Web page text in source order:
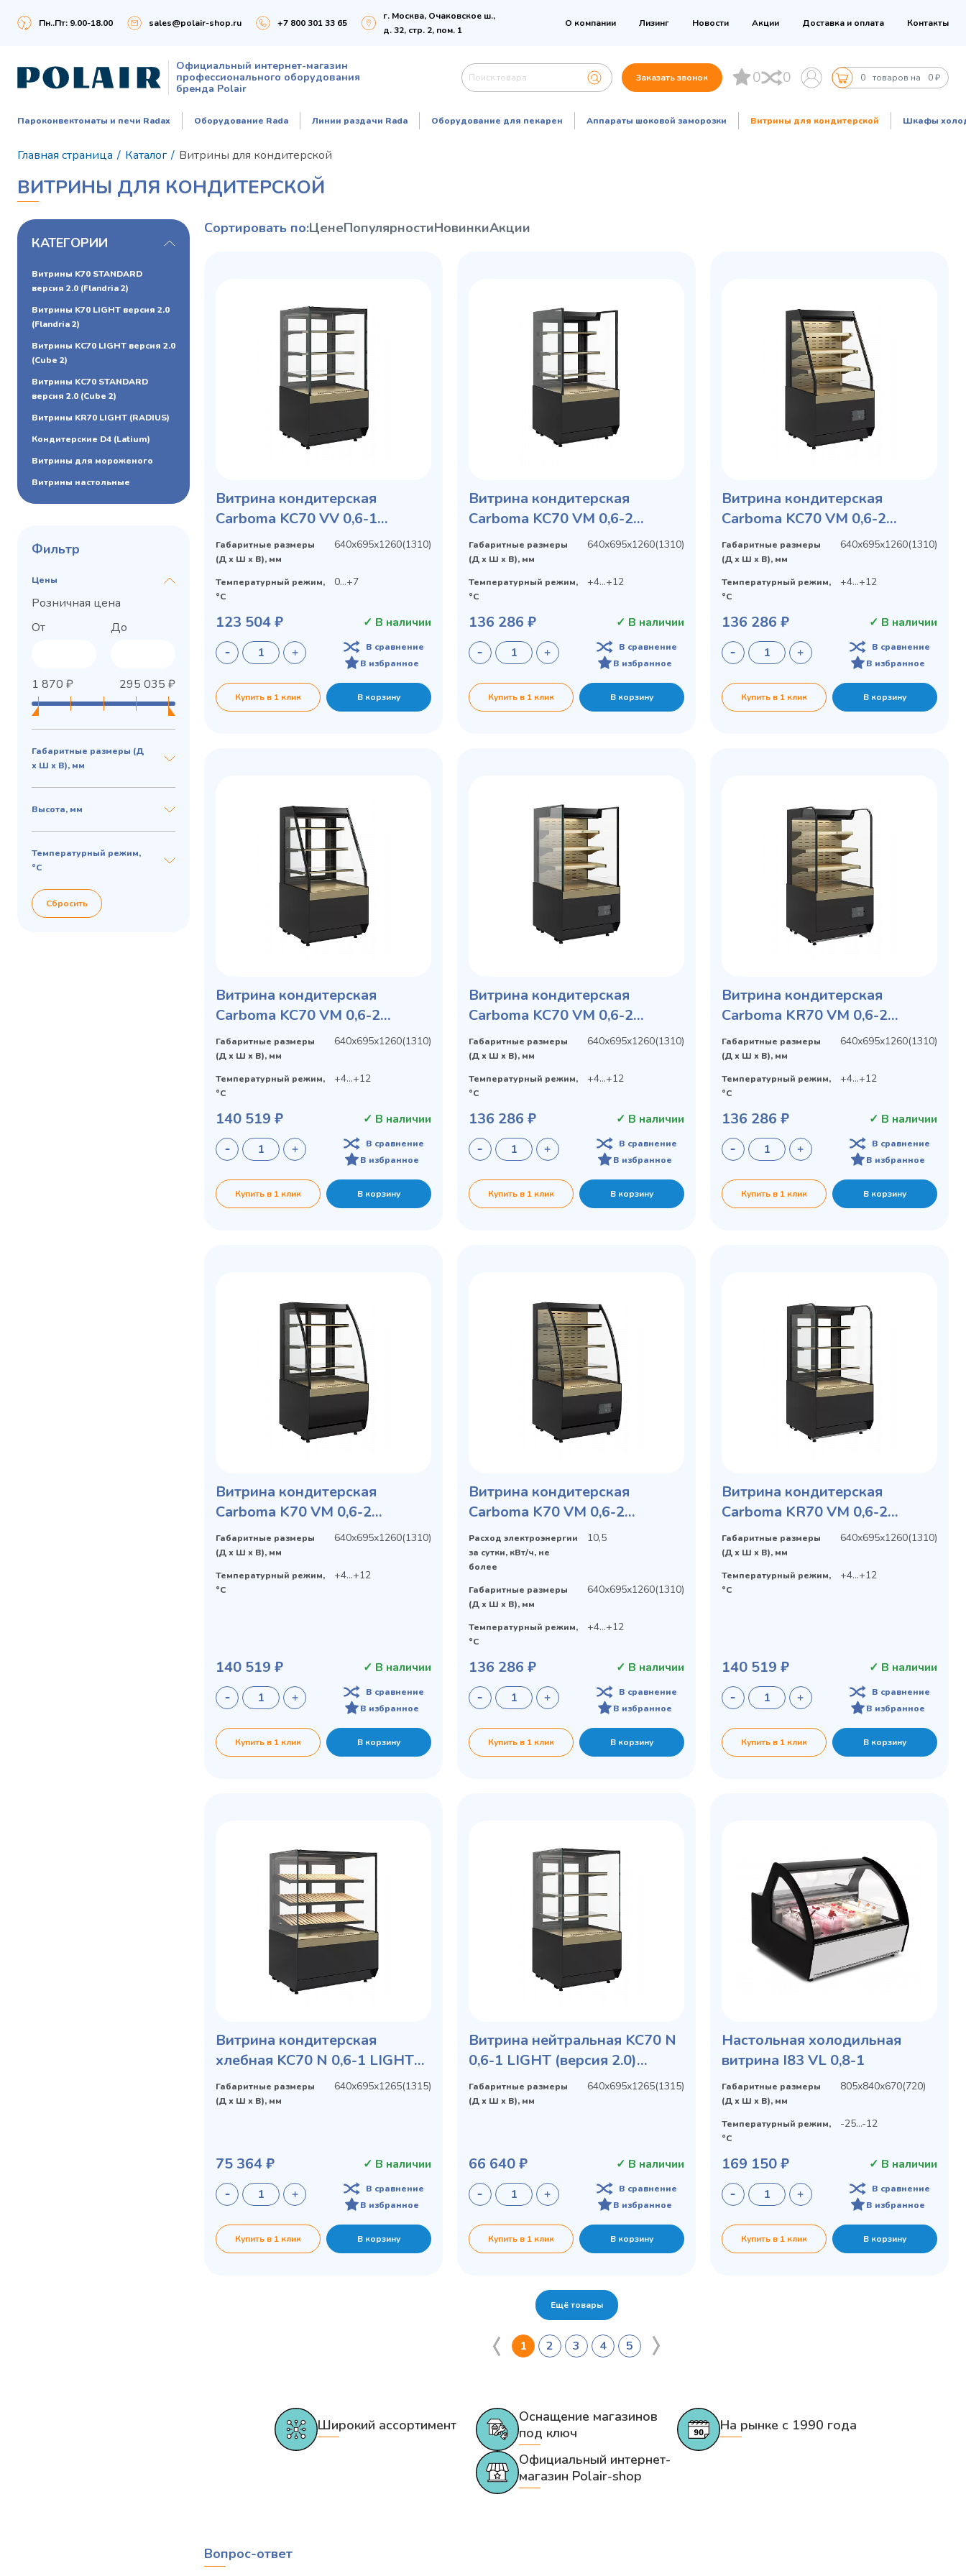
Пн..Пт: 9.00-18.00 sales@polair-shop.ru +7 800 301 33 65
г. Москва, Очаковское ш.,
д. 32, стр. 2, пом. 1
О компании Лизинг Новости Акции Доставка и оплата Контакты
Официальный интернет-магазин
профессионального оборудования
бренда Polair
Заказать звонок 0 0 0 товаров на 0 ₽
Пароконвектоматы и печи Radax Оборудование Rada Линии раздачи Rada Оборудование для пекарен Аппараты шоковой заморозки Витрины для кондитерской Шкафы
Главная страница / Каталог / Витрины для кондитерской
ВИТРИНЫ ДЛЯ КОНДИТЕРСКОЙ
КАТЕГОРИИ
Витрины K70 STANDARD
версия 2.0 (Flandria 2)
Витрины K70 LIGHT версия 2.0
(Flandria 2)
Витрины KC70 LIGHT версия 2.0
(Cube 2)
Витрины KC70 STANDARD
версия 2.0 (Cube 2)
Витрины KR70 LIGHT (RADIUS)
Кондитерские D4 (Latium)
Витрины для мороженого
Витрины настольные
Фильтр
Цены
Розничная цена
От
До
1 870 ₽ 295 035 ₽
Габаритные размеры (Д
х Ш х В), мм
Высота, мм
Температурный режим,
°C
Сбросить
Сортировать по:ЦенеПопулярностиНовинкиАкции
Витрина кондитерская
Carboma KC70 VV 0,6-1
STANDARD
Габаритные размеры
(Д х Ш х В), мм
640х695х1260(1310)
Температурный режим,
°C
0...+7
123 504 ₽ ✓ В наличии
В сравнение
В избранное
Купить в 1 клик В корзину
Витрина кондитерская
Carboma KC70 VM 0,6-2
STANDARD открытая
ПРЯМАЯ БОКОВИНА
Габаритные размеры
(Д х Ш х В), мм
640х695х1260(1310)
Температурный режим,
°C
+4...+12
136 286 ₽ ✓ В наличии
В сравнение
В избранное
Купить в 1 клик В корзину
Витрина кондитерская
Carboma KC70 VM 0,6-2
STANDARD открытая, горка
СКОШЕННАЯ БОКОВИНА
Габаритные размеры
(Д х Ш х В), мм
640х695х1260(1310)
Температурный режим,
°C
+4...+12
136 286 ₽ ✓ В наличии
В сравнение
В избранное
Купить в 1 клик В корзину
Витрина кондитерская
Carboma KC70 VM 0,6-2
STANDARD открытая
СКОШЕННАЯ БОКОВИНА
Габаритные размеры
(Д х Ш х В), мм
640х695х1260(1310)
Температурный режим,
°C
+4...+12
140 519 ₽ ✓ В наличии
В сравнение
В избранное
Купить в 1 клик В корзину
Витрина кондитерская
Carboma KC70 VM 0,6-2
STANDARD открытая, горка
ПРЯМАЯ БОКОВИНА
Габаритные размеры
(Д х Ш х В), мм
640х695х1260(1310)
Температурный режим,
°C
+4...+12
136 286 ₽ ✓ В наличии
В сравнение
В избранное
Купить в 1 клик В корзину
Витрина кондитерская
Carboma KR70 VM 0,6-2
STANDARD открытая, горка
Габаритные размеры
(Д х Ш х В), мм
640х695х1260(1310)
Температурный режим,
°C
+4...+12
136 286 ₽ ✓ В наличии
В сравнение
В избранное
Купить в 1 клик В корзину
Витрина кондитерская
Carboma K70 VM 0,6-2
STANDARD открытая
Габаритные размеры
(Д х Ш х В), мм
640х695х1260(1310)
Температурный режим,
°C
+4...+12
140 519 ₽ ✓ В наличии
В сравнение
В избранное
Купить в 1 клик В корзину
Витрина кондитерская
Carboma K70 VM 0,6-2
STANDARD открытая, горка
Расход электроэнергии
за сутки, кВт/ч, не
более
10,5
Габаритные размеры
(Д х Ш х В), мм
640х695х1260(1310)
Температурный режим,
°C
+4...+12
136 286 ₽ ✓ В наличии
В сравнение
В избранное
Купить в 1 клик В корзину
Витрина кондитерская
Carboma KR70 VM 0,6-2
STANDARD открытая
Габаритные размеры
(Д х Ш х В), мм
640х695х1260(1310)
Температурный режим,
°C
+4...+12
140 519 ₽ ✓ В наличии
В сравнение
В избранное
Купить в 1 клик В корзину
Витрина кондитерская
хлебная KC70 N 0,6-1 LIGHT
Bread (версия 2.0) (9005-0109)
Габаритные размеры
(Д х Ш х В), мм
640х695х1265(1315)
75 364 ₽ ✓ В наличии
В сравнение
В избранное
Купить в 1 клик В корзину
Витрина нейтральная KC70 N
0,6-1 LIGHT (версия 2.0)
(9005-0109)
Габаритные размеры
(Д х Ш х В), мм
640х695х1265(1315)
66 640 ₽ ✓ В наличии
В сравнение
В избранное
Купить в 1 клик В корзину
Настольная холодильная
витрина I83 VL 0,8-1
Габаритные размеры
(Д х Ш х В), мм
805х840х670(720)
Температурный режим,
°C
-25...-12
169 150 ₽ ✓ В наличии
В сравнение
В избранное
Купить в 1 клик В корзину
Ещё товары
1 2 3 4 5
Широкий ассортимент
Оснащение магазинов
под ключ
На рынке с 1990 года
Официальный интернет-
магазин Polair-shop
Вопрос-ответ